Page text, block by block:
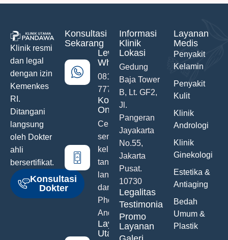
Klinik resmi
dan legal
dengan izin
Kemenkes
RI.
Ditangani
langsung
oleh Dokter
ahli
bersertifikat.
Konsultasi
Dokter
Konsultasi
Sekarang
Lewat
WhatsApp
0811-742-
777
Konsultasi
Online
Ceritakan
semua
keluhanmu
tanpa malu
langsung
dari Hand
Phone
Anda
Layanan
Utama
Informasi
Klinik
Lokasi
Gedung
Baja Tower
B, Lt. GF2,
Jl.
Pangeran
Jayakarta
No.55,
Jakarta
Pusat.
10730
Legalitas
Testimonials
Promo
Layanan
Layanan
Medis
Penyakit
Kelamin
Penyakit
Kulit
Klinik
Andrologi
Klinik
Ginekologi
Estetika &
Antiaging
Bedah
Umum &
Plastik